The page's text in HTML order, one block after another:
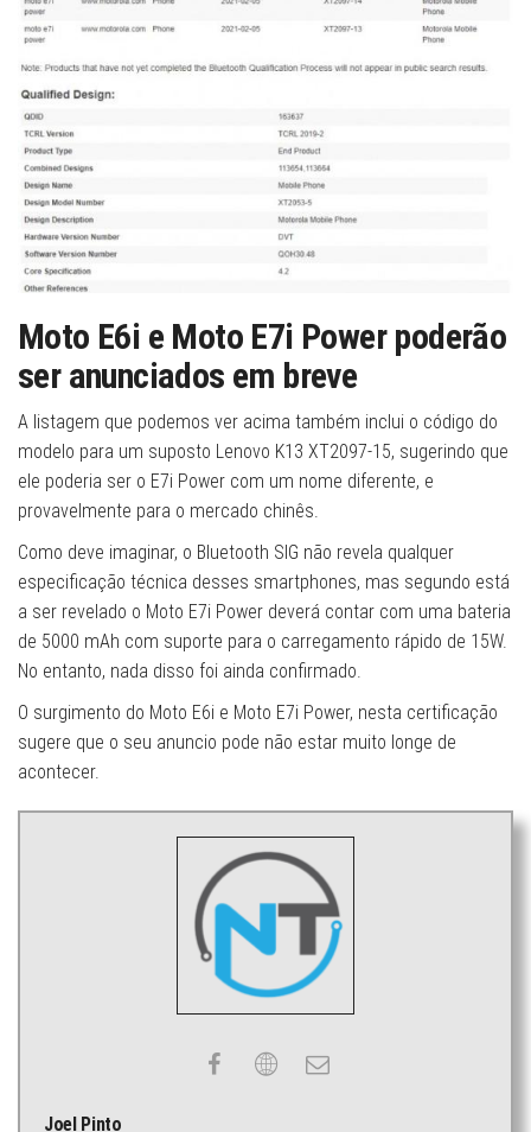
Moto E6i e Moto E7i Power poderão
ser anunciados em breve
A listagem que podemos ver acima também inclui o código do
modelo para um suposto Lenovo K13 XT2097-15, sugerindo que
ele poderia ser o E7i Power com um nome diferente, e
provavelmente para o mercado chinês.
Como deve imaginar, o Bluetooth SIG não revela qualquer
especificação técnica desses smartphones, mas segundo está
a ser revelado o Moto E7i Power deverá contar com uma bateria
de 5000 mAh com suporte para o carregamento rápido de 15W.
No entanto, nada disso foi ainda confirmado.
O surgimento do Moto E6i e Moto E7i Power, nesta certificação
sugere que o seu anuncio pode não estar muito longe de
acontecer.
Joel Pinto